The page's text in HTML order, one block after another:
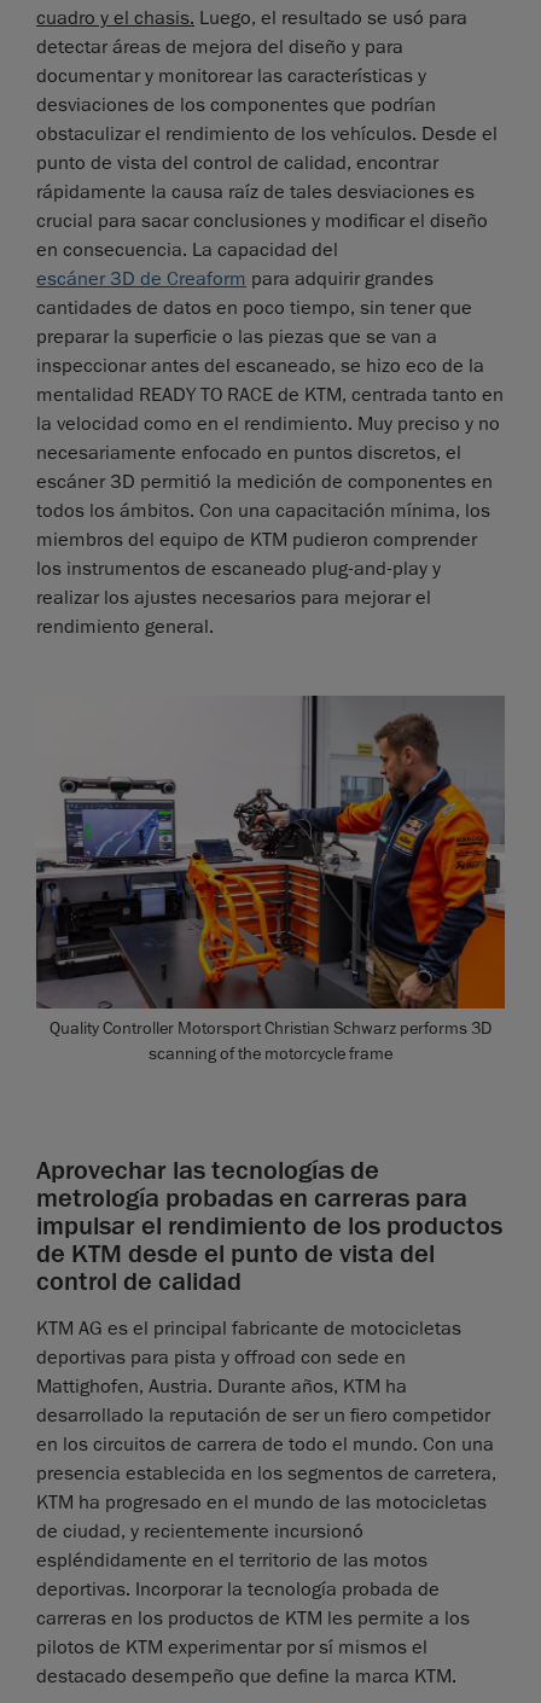
cuadro y el chasis. Luego, el resultado se usó para
detectar áreas de mejora del diseño y para
documentar y monitorear las características y
desviaciones de los componentes que podrían
obstaculizar el rendimiento de los vehículos. Desde el
punto de vista del control de calidad, encontrar
rápidamente la causa raíz de tales desviaciones es
crucial para sacar conclusiones y modificar el diseño
en consecuencia. La capacidad del
escáner 3D de Creaform para adquirir grandes
cantidades de datos en poco tiempo, sin tener que
preparar la superficie o las piezas que se van a
inspeccionar antes del escaneado, se hizo eco de la
mentalidad READY TO RACE de KTM, centrada tanto en
la velocidad como en el rendimiento. Muy preciso y no
necesariamente enfocado en puntos discretos, el
escáner 3D permitió la medición de componentes en
todos los ámbitos. Con una capacitación mínima, los
miembros del equipo de KTM pudieron comprender
los instrumentos de escaneado plug-and-play y
realizar los ajustes necesarios para mejorar el
rendimiento general.
Quality Controller Motorsport Christian Schwarz performs 3D
scanning of the motorcycle frame
Aprovechar las tecnologías de
metrología probadas en carreras para
impulsar el rendimiento de los productos
de KTM desde el punto de vista del
control de calidad
KTM AG es el principal fabricante de motocicletas
deportivas para pista y offroad con sede en
Mattighofen, Austria. Durante años, KTM ha
desarrollado la reputación de ser un fiero competidor
en los circuitos de carrera de todo el mundo. Con una
presencia establecida en los segmentos de carretera,
KTM ha progresado en el mundo de las motocicletas
de ciudad, y recientemente incursionó
espléndidamente en el territorio de las motos
deportivas. Incorporar la tecnología probada de
carreras en los productos de KTM les permite a los
pilotos de KTM experimentar por sí mismos el
destacado desempeño que define la marca KTM.